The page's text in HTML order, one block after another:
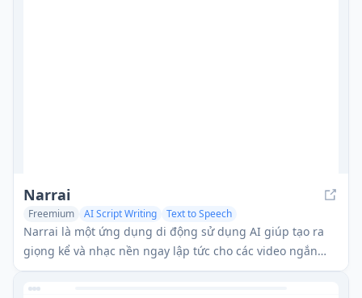
Narrai
Freemium AI Script Writing Text to Speech
Narrai là một ứng dụng di động sử dụng AI giúp tạo ra
giọng kể và nhạc nền ngay lập tức cho các video ngắn
bằng cách tự động tạo kịch bản liên quan và cung cấp
nhiều nhân vật người dẫn chuyện.